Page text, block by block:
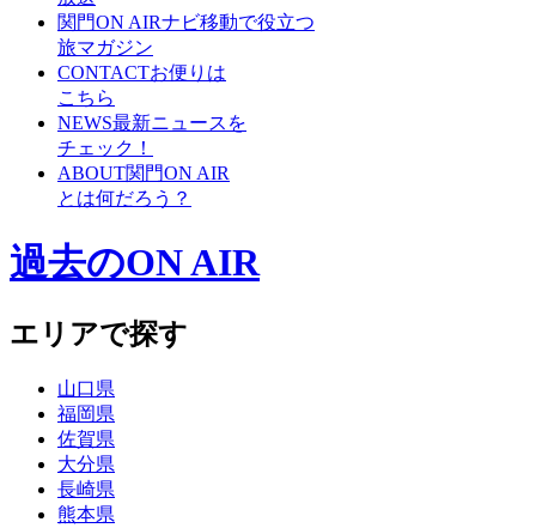
関門ON AIRナビ移動で役立つ
旅マガジン
CONTACTお便りは
こちら
NEWS最新ニュースを
チェック！
ABOUT関門ON AIR
とは何だろう？
過去のON AIR
エリアで探す
山口県
福岡県
佐賀県
大分県
長崎県
熊本県